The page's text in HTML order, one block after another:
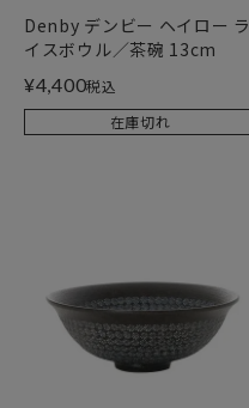
Denby デンビー ヘイロー ラ
イスボウル／茶碗 13cm
¥4,400税込
在庫切れ